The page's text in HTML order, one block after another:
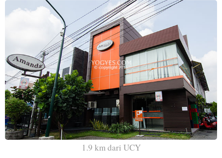
1.9 km dari UCY